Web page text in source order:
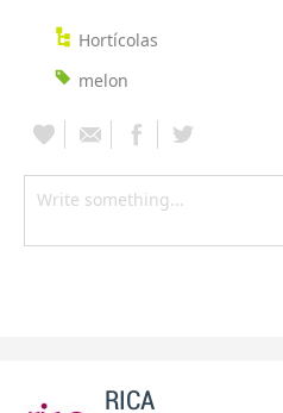
Hortícolas
melon
RICA